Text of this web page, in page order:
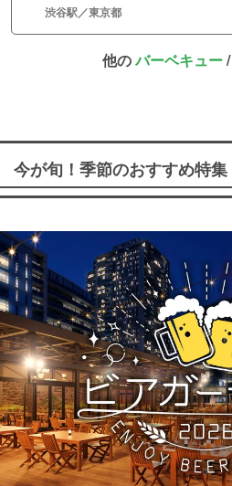
渋谷駅／東京都
他のバーベキュー/
今が旬！季節のおすすめ特集